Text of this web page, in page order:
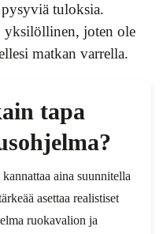
tuloksia.
yksilöllinen, joten ole
matkan varrella.
tapa
aina suunnitella
asettaa realistiset
ruokavalion ja